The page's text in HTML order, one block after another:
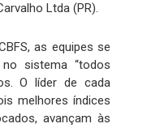
Ltda (PR).
as equipes se
sistema “todos
O líder de cada
melhores índices
avançam às